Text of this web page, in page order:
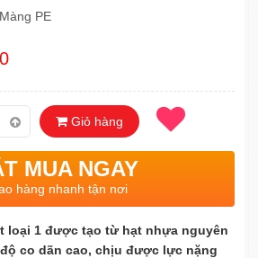
Màng PE
0
Giỏ hàng
MUA NGAY
hàng nhanh tận nơi
loại 1 được tạo từ hạt nhựa nguyên
co dãn cao, chịu được lực nặng